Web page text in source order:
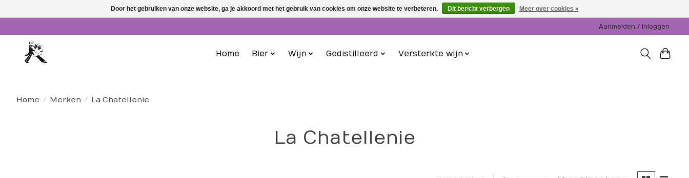
Aanmelden / Inloggen
Home Bier Wijn Gedistilleerd Versterkte wijn
Home / Merken / La Chatellenie
La Chatellenie
Door het gebruiken van onze website, ga je akkoord met het gebruik van cookies om onze website te verbeteren. Dit bericht verbergen Meer over cookies »